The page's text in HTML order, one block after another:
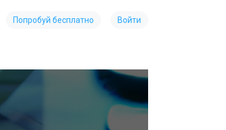
Попробуй бесплатно Войти